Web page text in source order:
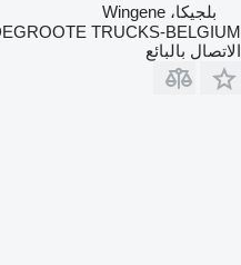
بلجيكا، Wingene
TRUCKS-BELGIUM
الاتصال بالبائع